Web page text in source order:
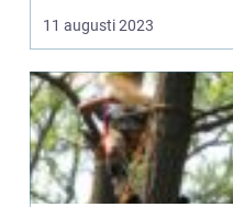
specifika re...
11 augusti 2023